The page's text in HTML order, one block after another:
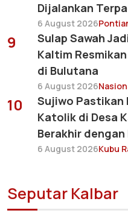
Dijalankan
6 August 2026
9
Sulap Sawah
Kaltim
di Bulutana
6 August 2026
10
Sujiwo Pastikan
Katolik di Desa
Berakhir
6 August 2026Kubu
Seputar Kalbar